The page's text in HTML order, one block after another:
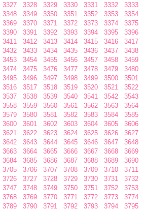
3327 3328 3329 3330 3331 3332 3333
3348 3349 3350 3351 3352 3353 3354
3369 3370 3371 3372 3373 3374 3375
3390 3391 3392 3393 3394 3395 3396
3411 3412 3413 3414 3415 3416 3417
3432 3433 3434 3435 3436 3437 3438
3453 3454 3455 3456 3457 3458 3459
3474 3475 3476 3477 3478 3479 3480
3495 3496 3497 3498 3499 3500 3501
3516 3517 3518 3519 3520 3521 3522
3537 3538 3539 3540 3541 3542 3543
3558 3559 3560 3561 3562 3563 3564
3579 3580 3581 3582 3583 3584 3585
3600 3601 3602 3603 3604 3605 3606
3621 3622 3623 3624 3625 3626 3627
3642 3643 3644 3645 3646 3647 3648
3663 3664 3665 3666 3667 3668 3669
3684 3685 3686 3687 3688 3689 3690
3705 3706 3707 3708 3709 3710 3711
3726 3727 3728 3729 3730 3731 3732
3747 3748 3749 3750 3751 3752 3753
3768 3769 3770 3771 3772 3773 3774
3789 3790 3791 3792 3793 3794 3795